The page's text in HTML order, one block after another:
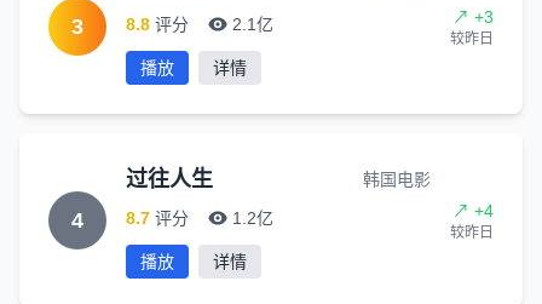
3
8.8 评分 2.1亿
播放 详情
↗ +3
较昨日
4
过往人生
韩国电影
8.7 评分 1.2亿
播放 详情
↗ +4
较昨日